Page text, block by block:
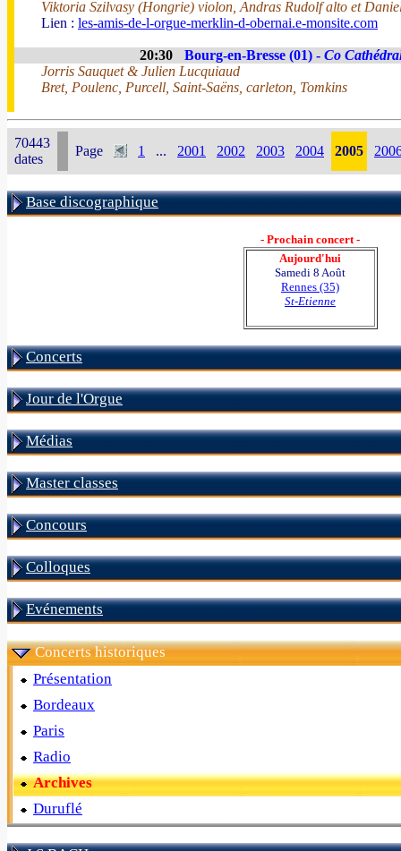
Viktoria Szilvasy (Hongrie) violon, Andras Rudolf alto et
Lien : les-amis-de-l-orgue-merklin-d-obernai.e-monsite.com
20:30 Bourg-en-Bresse (01) - Co
Jorris Sauquet & Julien Lucquiaud
Bret, Poulenc, Purcell, Saint-Saëns, carleton, Tomkins
70443
dates
Page 1 ... 2001 2002 2003 2004 2005
Base discographique
- Prochain concert -
Aujourd'hui
Samedi 8 Août
Rennes (35)
St-Etienne
Concerts
Jour de l'Orgue
Médias
Master classes
Concours
Colloques
Evénements
Concerts historiques
Présentation
Bordeaux
Paris
Radio
Archives
Duruflé